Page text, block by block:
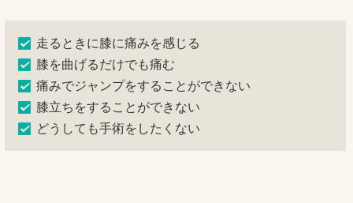
走るときに膝に痛みを感じる
膝を曲げるだけでも痛む
痛みでジャンプをすることができない
膝立ちをすることができない
どうしても手術をしたくない